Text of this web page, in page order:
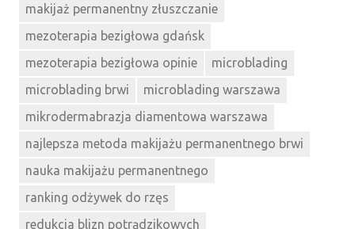
makijaż permanentny złuszczanie
mezoterapia bezigłowa gdańsk
mezoterapia bezigłowa opinie
microblading
microblading brwi
microblading warszawa
mikrodermabrazja diamentowa warszawa
najlepsza metoda makijażu permanentnego brwi
nauka makijażu permanentnego
ranking odżywek do rzęs
redukcja blizn potrądzikowych